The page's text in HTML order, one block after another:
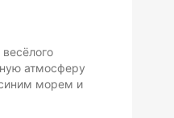
атмосферу
морем и